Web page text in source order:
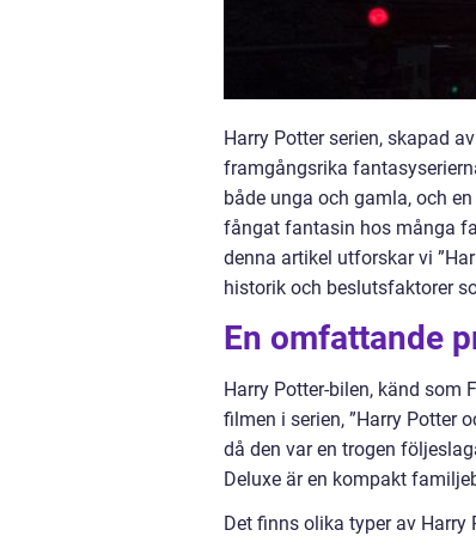
Harry Potter serien, skapad
framgångsrika
både unga och gamla, och
fångat fantasin hos många
denna artikel utforskar vi
historik och beslutsfaktorer
En omfattande
Harry Potter-bilen, känd som
filmen i serien, ”Harry Potter
då den var en trogen
Deluxe är en kompakt
Det finns olika typer av